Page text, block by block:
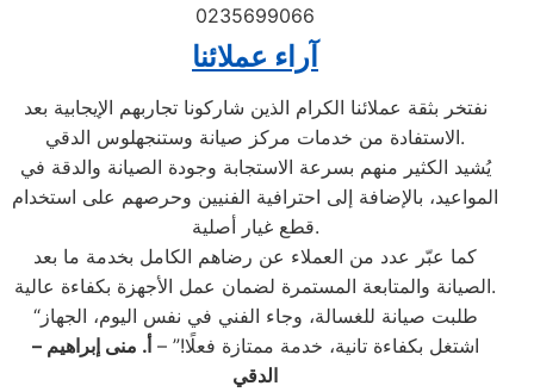
0235699066
آراء عملائنا
نفتخر بثقة عملائنا الكرام الذين شاركونا تجاربهم الإيجابية بعد
الاستفادة من خدمات مركز صيانة وستنجهلوس الدقي.
يُشيد الكثير منهم بسرعة الاستجابة وجودة الصيانة والدقة في
المواعيد، بالإضافة إلى احترافية الفنيين وحرصهم على استخدام
قطع غيار أصلية.
كما عبّر عدد من العملاء عن رضاهم الكامل بخدمة ما بعد
الصيانة والمتابعة المستمرة لضمان عمل الأجهزة بكفاءة عالية.
“طلبت صيانة للغسالة، وجاء الفني في نفس اليوم، الجهاز
اشتغل بكفاءة تانية، خدمة ممتازة فعلًا!” – أ. منى إبراهيم –
الدقي